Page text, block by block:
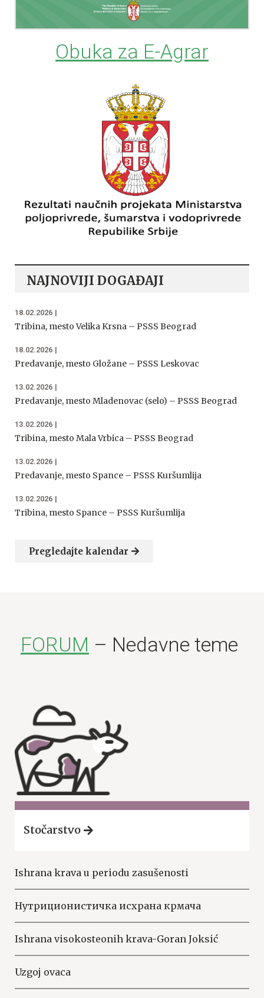
Obuka za E-Agrar
NAJNOVIJI DOGAĐAJI
18.02.2026 |
Tribina, mesto Velika Krsna – PSSS Beograd
18.02.2026 |
Predavanje, mesto Gložane – PSSS Leskovac
13.02.2026 |
Predavanje, mesto Mladenovac (selo) – PSSS Beograd
13.02.2026 |
Tribina, mesto Mala Vrbica – PSSS Beograd
13.02.2026 |
Predavanje, mesto Spance – PSSS Kuršumlija
13.02.2026 |
Tribina, mesto Spance – PSSS Kuršumlija
Pregledajte kalendar
FORUM – Nedavne teme
Stočarstvo
Ishrana krava u periodu zasušenosti
Нутриционистичка исхрана крмача
Ishrana visokosteonih krava-Goran Joksić
Uzgoj ovaca